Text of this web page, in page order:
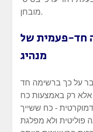
מובחן.
חד-פעמית של
מנהיג
על כך ברשימה חד
אלא רק באמצעות כח
- כח ששייך
פוליטית ולא מפלגת